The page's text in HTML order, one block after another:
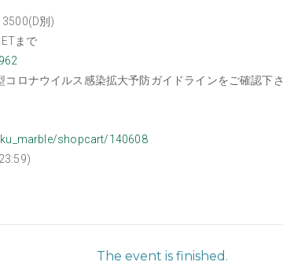
別)
まで
ロナウイルス感染拡大予防ガイドラインをご確認下
shopcart/140608
The event is finished.